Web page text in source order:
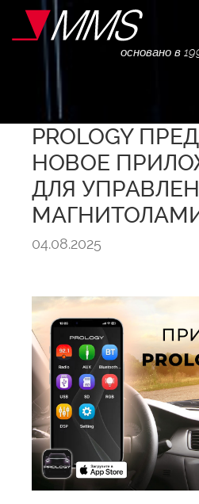
основано в
PROLOGY
НОВОЕ
ДЛЯ
04.08.2025